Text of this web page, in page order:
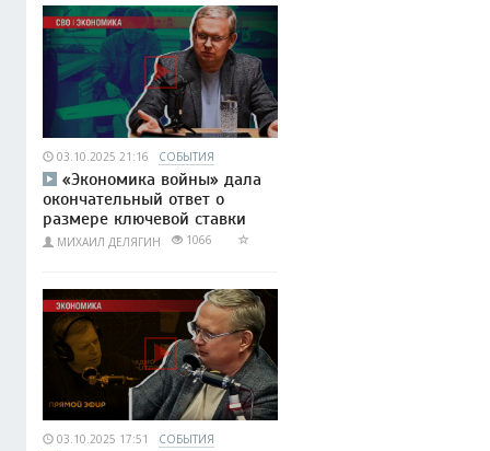
03.10.2025 21:16 СОБЫТИЯ
«Экономика войны» дала
окончательный ответ о
размере ключевой ставки
МИХАИЛ ДЕЛЯГИН 1066
03.10.2025 17:51 СОБЫТИЯ